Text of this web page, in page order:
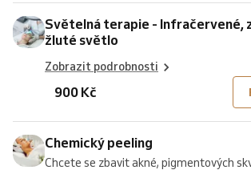
Světelná terapie - Infračervené,
žluté světlo
Zobrazit podrobnosti
900 Kč
Chemický peeling
Chcete se zbavit akné, pigmentových